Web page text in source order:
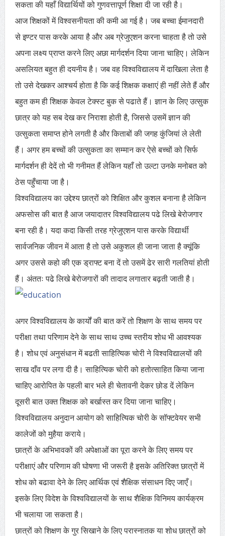
सकता की यहाँ विद्यार्थियों को गुणवत्तापूर्ण शिक्षा दी जा रही है।
आज शिक्षकों में विश्वसनीयता की कमी आ गई है। जब बच्चा ईमानदारी
से इण्टर पास करके आया है और अब ग्रेजुएशन करना चाहता है तो उसे
अपना लक्ष्य प्राप्त करने लिए अछा मार्गदर्शन दिया जाना चाहिए। लेकिन
असलियत बहुत ही दयनीय है। जब वह विश्वविद्यालय में दाखिला लेता है
तो उसे देखकर आश्चर्य होता है कि कई शिक्षक कक्षाएं ही नहीं लेते हैं और
बहुत कम ही शिक्षक केवल टेक्स्ट बुक से पढाते हैं। ज्ञान के लिए उत्सुक
छात्र को यह सब देख कर निराशा होती है, जिससे उसमें ज्ञान की
उत्सुकता समाप्त होने लगती है और किताबों की जगह कुंजियां ले लेती
हैं। अगर हम बच्चों की उत्सुकता का सम्मान कर ऐसे बच्चों को सिर्फ
मार्गदर्शन ही देदें तो भी गनीमत हैं लेकिन यहाँ तो उल्टा उनके मनोबत को
ठेस पहुँचाया जा है।
विश्वविद्यालय का उद्देश्य छात्रों को शिक्षित और कुशल बनाना है लेकिन
अफसोस की बात है आज जयादातर विश्वविद्यालय पढे लिखे बेरोजगार
बना रही है। यदा कदा किसी तरह ग्रेजुएशन पास करके विद्यार्थी
सार्वजनिक जीवन में आता है तो उसे अकुशल ही जाना जाता है क्यूंकि
अगर उससे कहो की एक ड्राफ्ट बना दें तो उसमें ढेर सारी गलतियां होती
हैं। अंततः पढे लिखे बेरोजगारों की तादाद लगातार बढ़ती जाती है।
अगर विश्वविद्यालय के कार्यों की बात करें तो शिक्षण के साथ समय पर
परीक्षा तथा परिणाम देने के साथ साथ उच्च स्तरीय शोध भी आवश्यक
है। शोध एवं अनुसंधान में बढती साहित्यिक चोरी ने विश्वविद्यालयों की
साख दाँव पर लगा दी है। साहित्यिक चोरी को हतोत्साहित किया जाना
चाहिए आरोपित के पहली बार भले ही चेतावनी देकर छोड दें लेकिन
दूसरी बात उक्त शिक्षक को बर्खास्त कर दिया जाना चाहिए।
विश्वविद्यालय अनुदान आयोग को साहित्यिक चोरी के सॉफ्टवेयर सभी
कालेजों को मुहैया कराये।
छात्रों के अभिभावकों की अपेक्षाओं का पूरा करने के लिए समय पर
परीक्षाएं और परिणाम की घोषणा भी जरूरी है इसके अतिरिक्त छात्रों में
शोध को बढावा देने के लिए आर्थिक एवं शैक्षिक संसाधन दिए जाएँ।
इसके लिए विदेश के विश्वविद्यालयों के साथ शैक्षिक विनिमय कार्यक्रम
भी चलाया जा सकता है।
छात्रों को शिक्षण के गुर सिखाने के लिए परास्नातक या शोध छात्रों को